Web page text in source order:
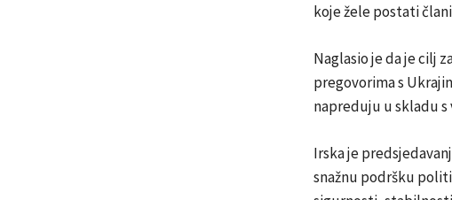
koje žele postati
Naglasio je da je cilj
pregovorima s
napreduju u skladu
Irska je
snažnu podršku